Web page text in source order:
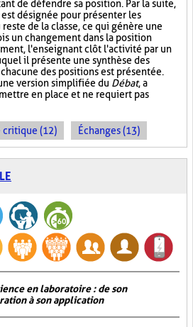
de défendre sa position. Par la suite,
désignée pour présenter les
de la classe, ce qui génère une
un changement dans la position
l'enseignant clôt l'activité par un
il présente une synthèse des
des positions est présentée.
version simplifiée du Débat, a
en place et ne requiert pas
critique (12) Échanges (13)
en laboratoire : de son
à son application